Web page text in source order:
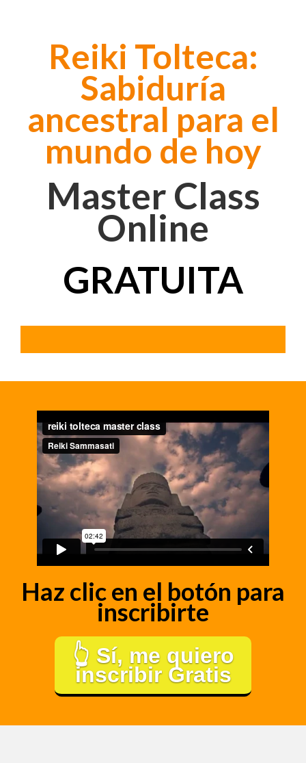
Reiki Tolteca:
Sabiduría
ancestral para el
mundo de hoy
Master Class
Online
GRATUITA
Haz clic en el botón para
inscribirte
👆 Sí, me quiero
inscribir Gratis